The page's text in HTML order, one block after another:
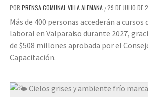
POR PRENSA COMUNAL VILLA ALEMANA /29 DE JULIO DE
Más de 400 personas accederán a cursos
laboral en Valparaíso durante 2027,
de $508 millones aprobada por el
Capacitación.